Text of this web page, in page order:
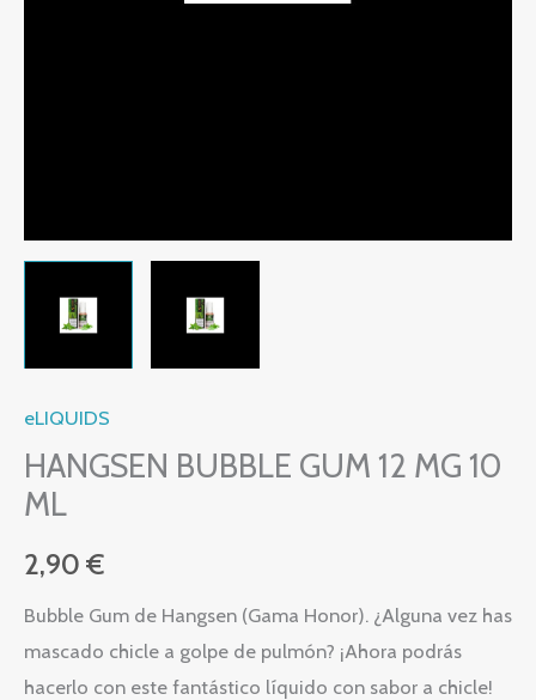
eLIQUIDS
HANGSEN BUBBLE GUM 12 MG 10
ML
2,90 €
Bubble Gum de Hangsen (Gama Honor). ¿Alguna vez has
mascado chicle a golpe de pulmón? ¡Ahora podrás
hacerlo con este fantástico líquido con sabor a chicle!